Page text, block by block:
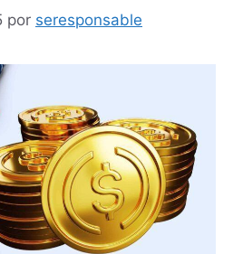
por seresponsable